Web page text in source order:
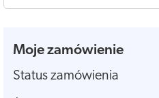
Moje zamówienie
Status zamówienia